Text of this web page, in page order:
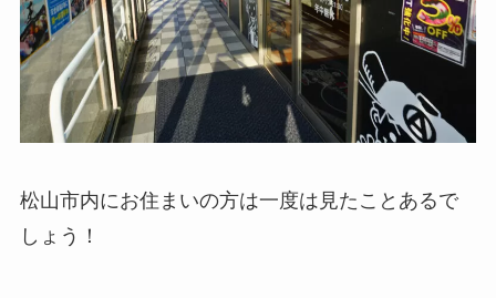
松山市内にお住まいの方は一度は見たことあるで
しょう！